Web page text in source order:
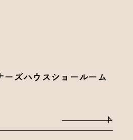
ーズハウスショールーム